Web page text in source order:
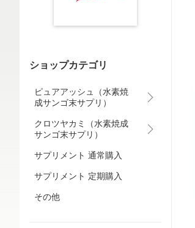
ショップカテゴリ
ピュアアッシュ（水素焼
成サンゴ末サプリ）
クロツヤカミ（水素焼成
サンゴ末サプリ）
サプリメント 通常購入
サプリメント 定期購入
その他